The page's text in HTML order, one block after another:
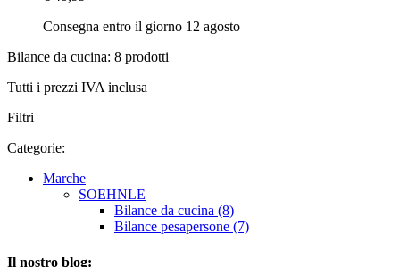
Consegna entro il giorno 12 agosto
Bilance da cucina: 8 prodotti
Tutti i prezzi IVA inclusa
Filtri
Categorie:
Marche
SOEHNLE
Bilance da cucina (8)
Bilance pesapersone (7)
Il nostro blog: